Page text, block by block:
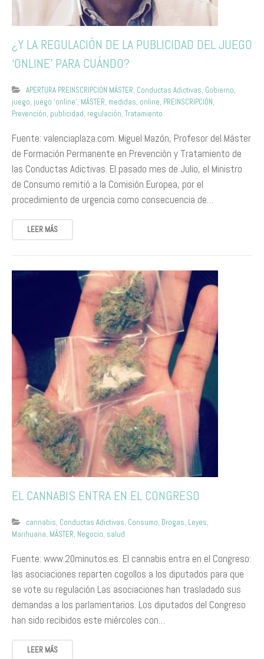
¿Y LA REGULACIÓN DE LA PUBLICIDAD DEL JUEGO
‘ONLINE’ PARA CUÁNDO?
APERTURA PREINSCRIPCIÓN MÁSTER, Conductas Adictivas, Gobierno,
juego, juego 'online', MÁSTER, medidas, online, PREINSCRIPCIÓN,
Prevención, publicidad, regulación, Tratamiento
Fuente: valenciaplaza.com. Miguel Mazón, Profesor del Máster
de Formación Permanente en Prevención y Tratamiento de
las Conductas Adictivas. El pasado mes de Julio, el Ministro
de Consumo remitió a la Comisión Europea, por el
procedimiento de urgencia como consecuencia de…
LEER MÁS
EL CANNABIS ENTRA EN EL CONGRESO
cannabis, Conductas Adictivas, Consumo, Drogas, Leyes,
Marihuana, MÁSTER, Negocio, salud
Fuente: www.20minutos.es. El cannabis entra en el Congreso:
las asociaciones reparten cogollos a los diputados para que
se vote su regulación Las asociaciones han trasladado sus
demandas a los parlamentarios. Los diputados del Congreso
han sido recibidos este miércoles con…
LEER MÁS